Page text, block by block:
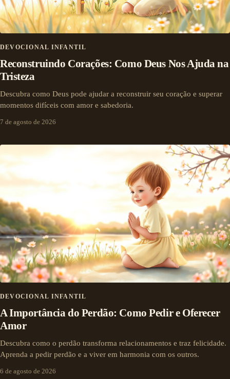
DEVOCIONAL INFANTIL
Reconstruindo Corações: Como Deus Nos Ajuda na
Tristeza
Descubra como Deus pode ajudar a reconstruir seu coração e superar
momentos difíceis com amor e sabedoria.
7 de agosto de 2026
DEVOCIONAL INFANTIL
A Importância do Perdão: Como Pedir e Oferecer
Amor
Descubra como o perdão transforma relacionamentos e traz felicidade.
Aprenda a pedir perdão e a viver em harmonia com os outros.
6 de agosto de 2026